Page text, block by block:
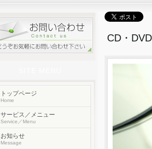
CD・
トップページ
Home
サービス／メニュー
Service／Menu
お知らせ
Message